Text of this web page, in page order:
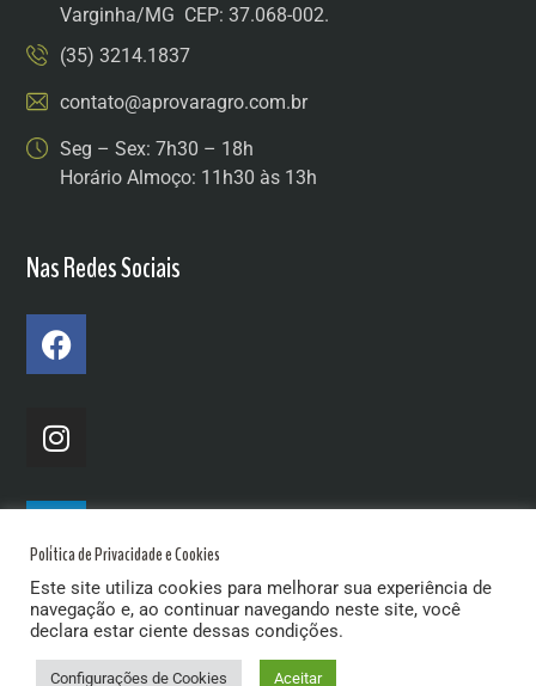
Varginha/MG CEP: 37.068-002.
(35) 3214.1837
contato@aprovaragro.com.br
Seg – Sex: 7h30 – 18h
Horário Almoço: 11h30 às 13h
Nas Redes Sociais
Política de Privacidade e Cookies
Este site utiliza cookies para melhorar sua experiência de
navegação e, ao continuar navegando neste site, você
declara estar ciente dessas condições.
Configurações de Cookies Aceitar